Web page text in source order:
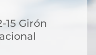
15 Girón